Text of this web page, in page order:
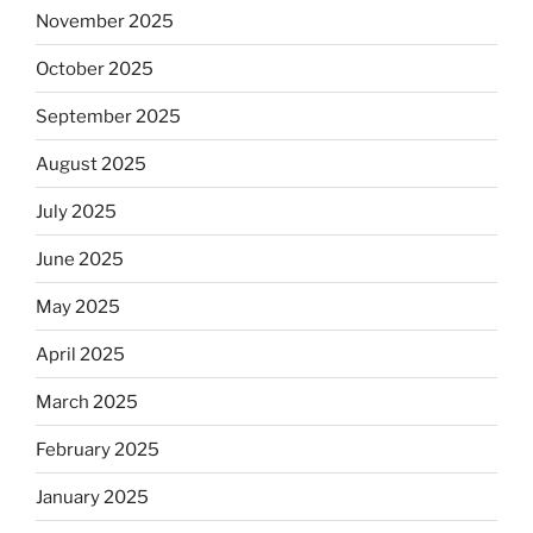
November 2025
October 2025
September 2025
August 2025
July 2025
June 2025
May 2025
April 2025
March 2025
February 2025
January 2025